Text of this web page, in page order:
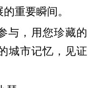
重要瞬间。
与，用您珍藏的
城市记忆，见证